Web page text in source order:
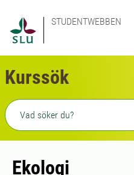
STUDENTWEBBEN
Kurssök
Fritext sökning
Ekologi